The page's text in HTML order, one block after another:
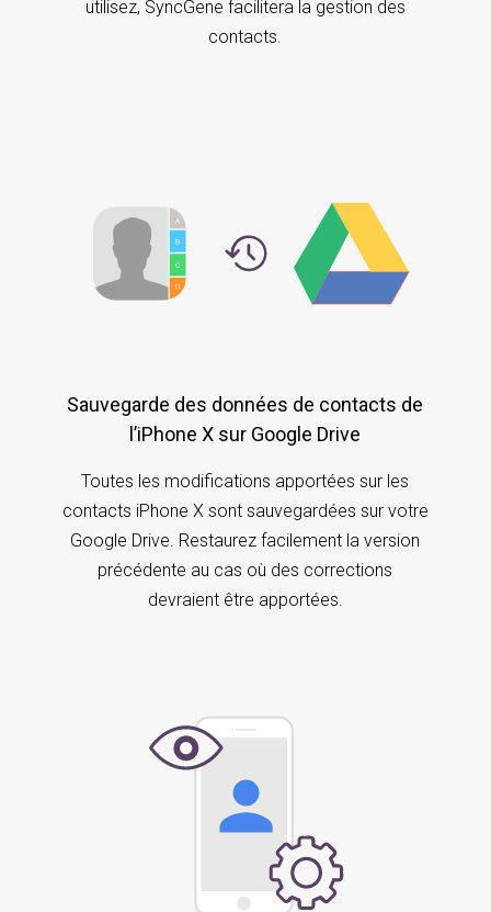
utilisez, SyncGene facilitera la gestion des
contacts.
Sauvegarde des données de contacts de
l’iPhone X sur Google Drive
Toutes les modifications apportées sur les
contacts iPhone X sont sauvegardées sur votre
Google Drive. Restaurez facilement la version
précédente au cas où des corrections
devraient être apportées.